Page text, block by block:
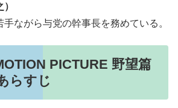
ながら与党の幹事長を務めている。
PICTURE 野望篇
らすじ